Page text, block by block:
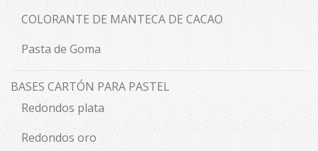
COLORANTE DE MANTECA DE CACAO
Pasta de Goma
BASES CARTÓN PARA PASTEL
Redondos plata
Redondos oro